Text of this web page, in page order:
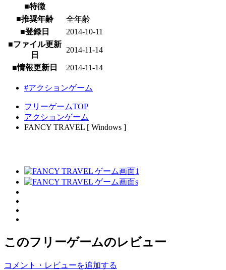
■特徴
■推奨年齢
全年齢
■登録日
2014-10-11
■ファイル更新
日
2014-11-14
■情報更新日 2014-11-14
#アクションゲーム
フリーゲームTOP
アクションゲーム
FANCY TRAVEL [ Windows ]
このフリーゲームのレビュー
コメント・レビューを追加する